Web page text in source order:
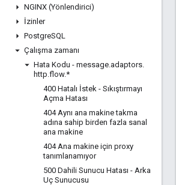
NGINX (Yönlendirici)
İzinler
PostgreSQL
Çalışma zamanı
Hata Kodu - message.adaptors.
http.flow.*
400 Hatalı İstek - Sıkıştırmayı
Açma Hatası
404 Aynı ana makine takma
adına sahip birden fazla sanal
ana makine
404 Ana makine için proxy
tanımlanamıyor
500 Dahili Sunucu Hatası - Arka
Uç Sunucusu